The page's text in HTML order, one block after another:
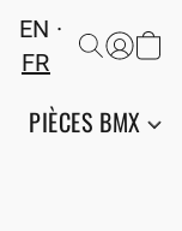
EN
FR
PIÈCES BMX